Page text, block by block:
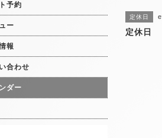
定休日
定休日
予約
ー
報
合わせ
ダー